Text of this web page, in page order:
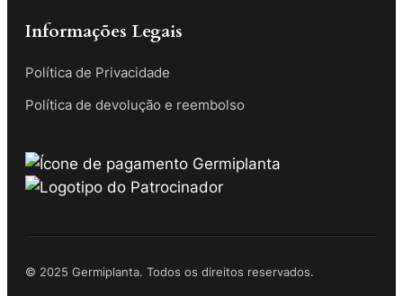
Informações Legais
Política de Privacidade
Política de devolução e reembolso
© 2025 Germiplanta. Todos os direitos reservados.